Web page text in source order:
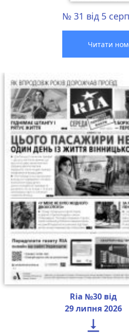
№ 31 від 5
Читати
Ria №30 від
29 липня 2026
